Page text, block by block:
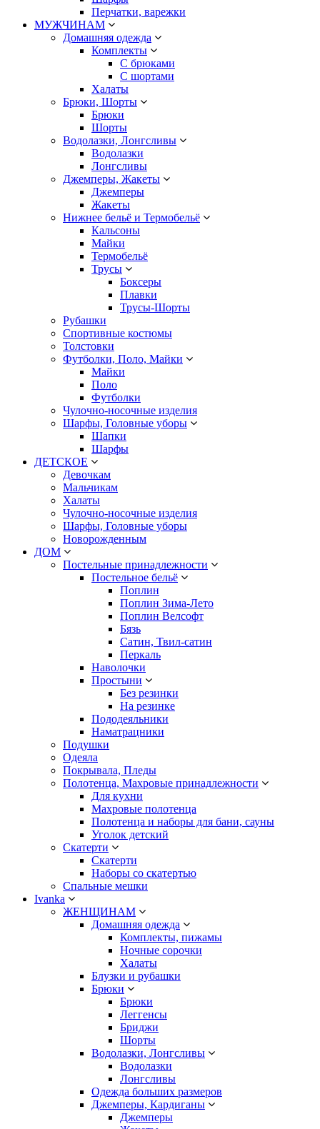
Перчатки, варежки
МУЖЧИНАМ
Домашняя одежда
Комплекты
С брюками
С шортами
Халаты
Брюки, Шорты
Брюки
Шорты
Водолазки, Лонгсливы
Водолазки
Лонгсливы
Джемперы, Жакеты
Джемперы
Жакеты
Нижнее бельё и Термобельё
Кальсоны
Майки
Термобельё
Трусы
Боксеры
Плавки
Трусы-Шорты
Рубашки
Спортивные костюмы
Толстовки
Футболки, Поло, Майки
Майки
Поло
Футболки
Чулочно-носочные изделия
Шарфы, Головные уборы
Шапки
Шарфы
ДЕТСКОЕ
Девочкам
Мальчикам
Халаты
Чулочно-носочные изделия
Шарфы, Головные уборы
Новорожденным
ДОМ
Постельные принадлежности
Постельное бельё
Поплин
Поплин Зима-Лето
Поплин Велсофт
Бязь
Сатин, Твил-сатин
Перкаль
Наволочки
Простыни
Без резинки
На резинке
Пододеяльники
Наматрацники
Подушки
Одеяла
Покрывала, Пледы
Полотенца, Махровые принадлежности
Для кухни
Махровые полотенца
Полотенца и наборы для бани, сауны
Уголок детский
Скатерти
Скатерти
Наборы со скатертью
Спальные мешки
Ivanka
ЖЕНЩИНАМ
Домашняя одежда
Комплекты, пижамы
Ночные сорочки
Халаты
Блузки и рубашки
Брюки
Брюки
Леггенсы
Бриджи
Шорты
Водолазки, Лонгсливы
Водолазки
Лонгсливы
Одежда больших размеров
Джемперы, Кардиганы
Джемперы